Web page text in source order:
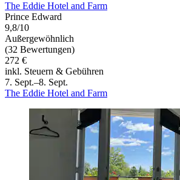
The Eddie Hotel and Farm
Prince Edward
9,8/10
Außergewöhnlich
(32 Bewertungen)
272 €
inkl. Steuern & Gebühren
7. Sept.–8. Sept.
The Eddie Hotel and Farm